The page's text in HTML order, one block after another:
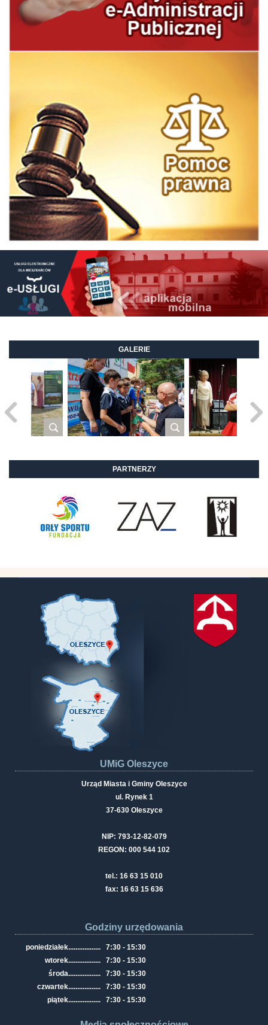
GALERIE
PARTNERZY
UMiG Oleszyce
Urząd Miasta i Gminy Oleszyce
ul. Rynek 1
37-630 Oleszyce
NIP: 793-12-82-079
REGON: 000 544 102
tel.: 16 63 15 010
fax: 16 63 15 636
Godziny urzędowania
poniedziałek..................
7:30 - 15:30
wtorek..................
7:30 - 15:30
środa..................
7:30 - 15:30
czwartek..................
7:30 - 15:30
piątek.................. 7:30 - 15:30